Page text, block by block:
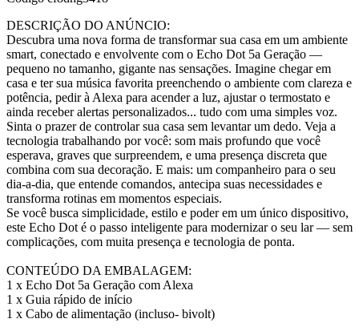
DESCRIÇÃO DO ANÚNCIO:
Descubra uma nova forma de transformar sua casa em um ambiente
smart, conectado e envolvente com o Echo Dot 5a Geração —
pequeno no tamanho, gigante nas sensações. Imagine chegar em
casa e ter sua música favorita preenchendo o ambiente com clareza e
potência, pedir à Alexa para acender a luz, ajustar o termostato e
ainda receber alertas personalizados... tudo com uma simples voz.
Sinta o prazer de controlar sua casa sem levantar um dedo. Veja a
tecnologia trabalhando por você: som mais profundo que você
esperava, graves que surpreendem, e uma presença discreta que
combina com sua decoração. E mais: um companheiro para o seu
dia-a-dia, que entende comandos, antecipa suas necessidades e
transforma rotinas em momentos especiais.
Se você busca simplicidade, estilo e poder em um único dispositivo,
este Echo Dot é o passo inteligente para modernizar o seu lar — sem
complicações, com muita presença e tecnologia de ponta.
CONTEÚDO DA EMBALAGEM:
1 x Echo Dot 5a Geração com Alexa
1 x Guia rápido de início
1 x Cabo de alimentação (incluso- bivolt)